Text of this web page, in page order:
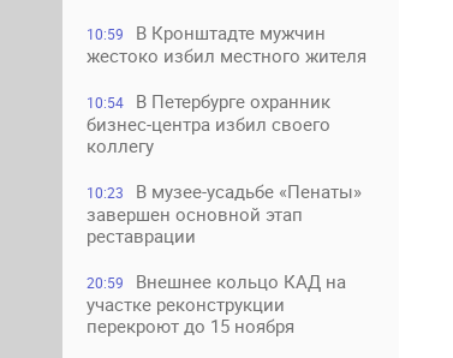
10:59
В Кронштадте мужчин
жестоко избил местного жителя
10:54
В Петербурге охранник
бизнес-центра избил своего
коллегу
10:23
В музее-усадьбе «Пенаты»
завершен основной этап
реставрации
20:59
Внешнее кольцо КАД на
участке реконструкции
перекроют до 15 ноября